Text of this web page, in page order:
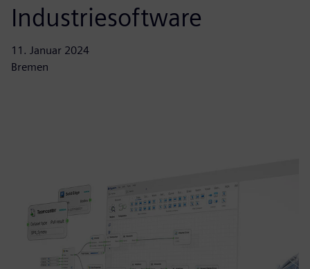
Industriesoftware
11. Januar 2024
Bremen